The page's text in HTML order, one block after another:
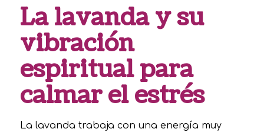
La lavanda y su
vibración
espiritual para
calmar el estrés
La lavanda trabaja con una energía muy